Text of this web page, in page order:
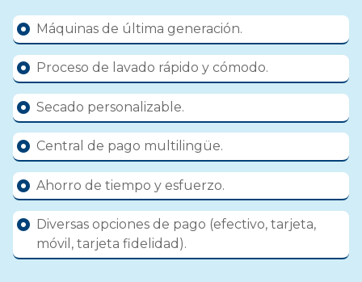
Máquinas de última generación.
Proceso de lavado rápido y cómodo.
Secado personalizable.
Central de pago multilingüe.
Ahorro de tiempo y esfuerzo.
Diversas opciones de pago (efectivo, tarjeta,
móvil, tarjeta fidelidad).